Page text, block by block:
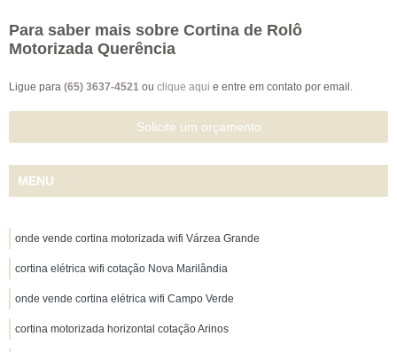
Para saber mais sobre Cortina de Rolô
Motorizada Querência
Ligue para (65) 3637-4521 ou clique aqui e entre em contato por email.
Solicite um orçamento
MENU
onde vende cortina motorizada wifi Várzea Grande
cortina elétrica wifi cotação Nova Marilândia
onde vende cortina elétrica wifi Campo Verde
cortina motorizada horizontal cotação Arinos